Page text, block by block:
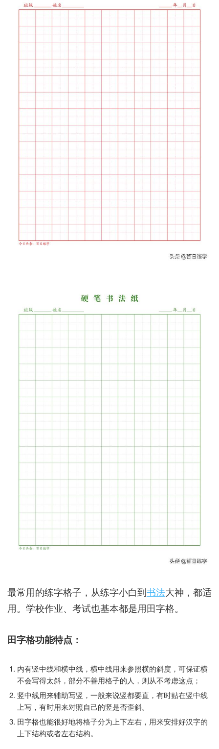
最常用的练字格子，从练字小白到书法大神，都适
用。学校作业、考试也基本都是用田字格。
田字格功能特点：
内有竖中线和横中线，横中线用来参照横的斜度，可保证横
不会写得太斜，部分不善用格子的人，则从不考虑这点；
竖中线用来辅助写竖，一般来说竖都要直，有时贴在竖中线
上写，有时用来对照自己的竖是否歪斜。
田字格也能很好地将格子分为上下左右，用来安排好汉字的
上下结构或者左右结构。